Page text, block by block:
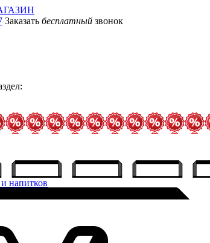
Заказать бесплатный звонок
напитков